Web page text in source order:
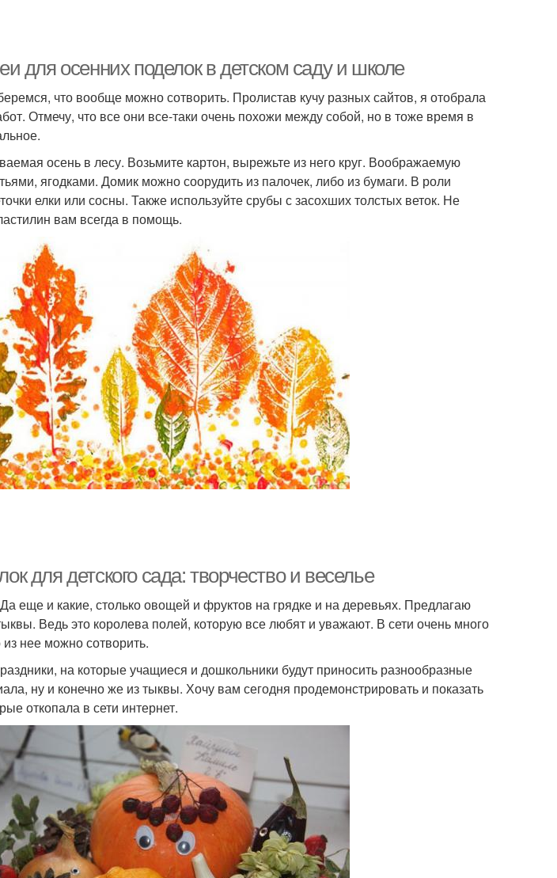
для осенних поделок в детском саду и школе
что вообще можно сотворить. Пролистав кучу разных сайтов, я отобрала
Отмечу, что все они все-таки очень похожи между собой, но в тоже время в
осень в лесу. Возьмите картон, вырежьте из него круг. Воображаемую
ягодками. Домик можно соорудить из палочек, либо из бумаги. В роли
елки или сосны. Также используйте срубы с засохших толстых веток. Не
вам всегда в помощь.
для детского сада: творчество и веселье
еще и какие, столько овощей и фруктов на грядке и на деревьях. Предлагаю
Ведь это королева полей, которую все любят и уважают. В сети очень много
нее можно сотворить.
на которые учащиеся и дошкольники будут приносить разнообразные
ну и конечно же из тыквы. Хочу вам сегодня продемонстрировать и показать
откопала в сети интернет.